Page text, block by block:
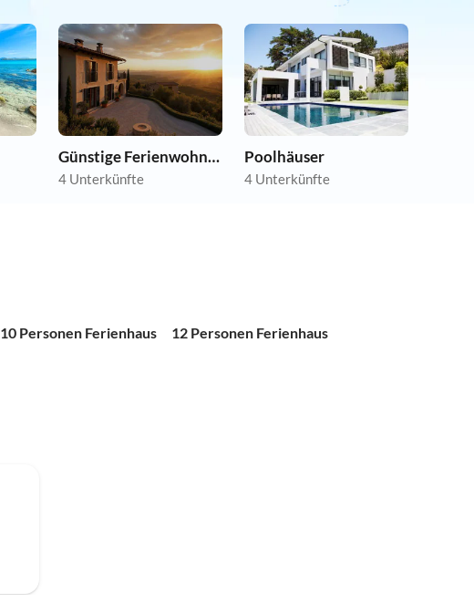
Günstige Ferienwohnungen
4 Unterkünfte
Poolhäuser
4 Unterkünfte
10 Personen Ferienhaus 12 Personen Ferienhaus